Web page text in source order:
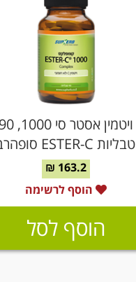
ויטמין אסטר סי
טבליות ESTER-C סופהרב
163.2 ₪
הוסף לרשימה
הוסף לסל